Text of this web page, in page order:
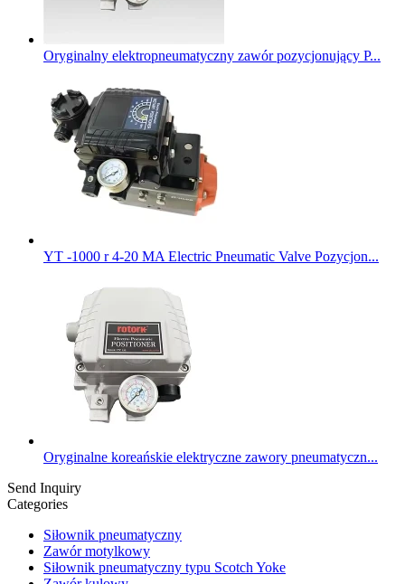
Oryginalny elektropneumatyczny zawór pozycjonujący P...
YT -1000 r 4-20 MA Electric Pneumatic Valve Pozycjon...
Oryginalne koreańskie elektryczne zawory pneumatyczn...
Send Inquiry
Categories
Siłownik pneumatyczny
Zawór motylkowy
Siłownik pneumatyczny typu Scotch Yoke